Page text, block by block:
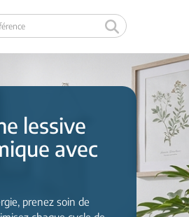
lessive
avec
prenez soin de